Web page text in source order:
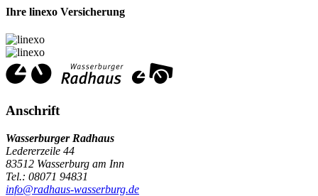
Ihre linexo Versicherung
Anschrift
Wasserburger Radhaus
Ledererzeile 44
83512 Wasserburg am Inn
Tel.: 08071 94831
info@radhaus-wasserburg.de